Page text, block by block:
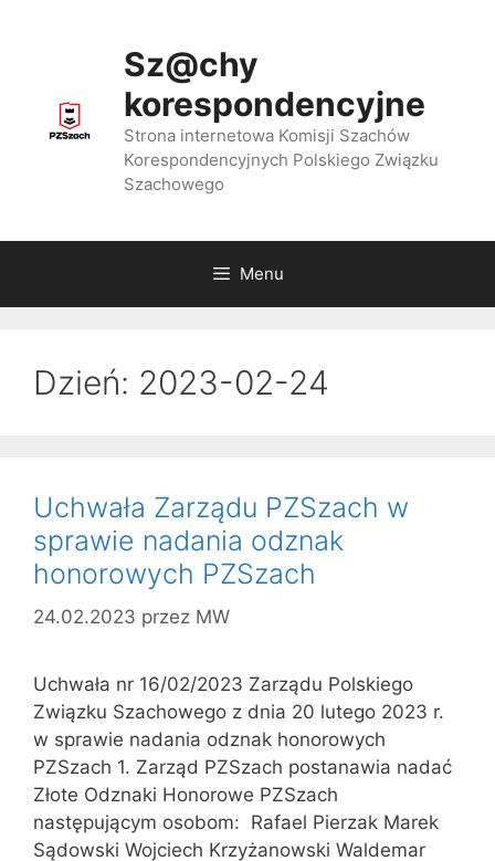
Sz@chy
korespondencyjne
Strona internetowa Komisji Szachów
Korespondencyjnych Polskiego Związku
Szachowego
Menu
Dzień: 2023-02-24
Uchwała Zarządu PZSzach w
sprawie nadania odznak
honorowych PZSzach
24.02.2023 przez MW
Uchwała nr 16/02/2023 Zarządu Polskiego
Związku Szachowego z dnia 20 lutego 2023 r.
w sprawie nadania odznak honorowych
PZSzach 1. Zarząd PZSzach postanawia nadać
Złote Odznaki Honorowe PZSzach
następującym osobom: Rafael Pierzak Marek
Sądowski Wojciech Krzyżanowski Waldemar